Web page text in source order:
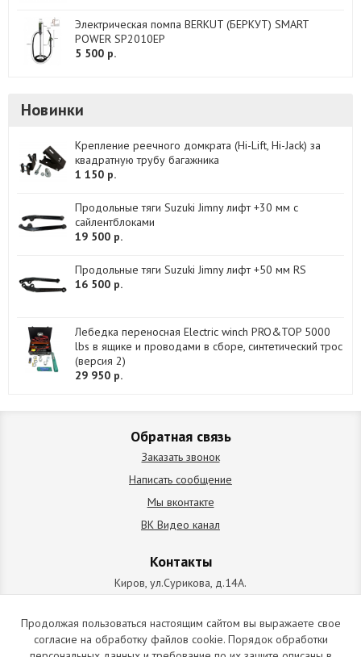
Электрическая помпа BERKUT (БЕРКУТ) SMART
POWER SP2010EP
5 500 р.
Новинки
Крепление реечного домкрата (Hi-Lift, Hi-Jack) за
квадратную трубу багажника
1 150 р.
Продольные тяги Suzuki Jimny лифт +30 мм с
сайлентблоками
19 500 р.
Продольные тяги Suzuki Jimny лифт +50 мм RS
16 500 р.
Лебедка переносная Electric winch PRO&TOP 5000
lbs в ящике и проводами в сборе, синтетический трос
(версия 2)
29 950 р.
Обратная связь
Заказать звонок
Написать сообщение
Мы вконтакте
ВК Видео канал
Контакты
Киров, ул.Сурикова, д.14А.
схема проезда
+7 (912) 827-92-55
ИП Позолотин Евгений Валерьевич
Продолжая пользоваться настоящим сайтом вы выражаете свое
согласие на обработку файлов cookie. Порядок обработки